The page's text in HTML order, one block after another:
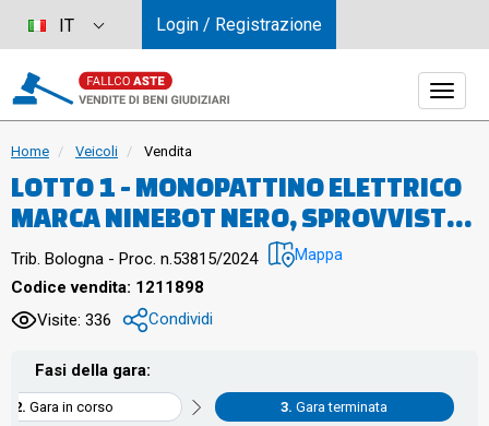
Home Veicoli Vendita
LOTTO 1 - MONOPATTINO ELETTRICO
MARCA NINEBOT NERO, SPROVVISTO
DI CARICABATTERIA
Trib. Bologna - Proc. n.53815/2024 Mappa
Codice vendita: 1211898
Visite: 336
Condividi
Fasi della gara:
Gara in corso Gara terminata
IT Login / Registrazione